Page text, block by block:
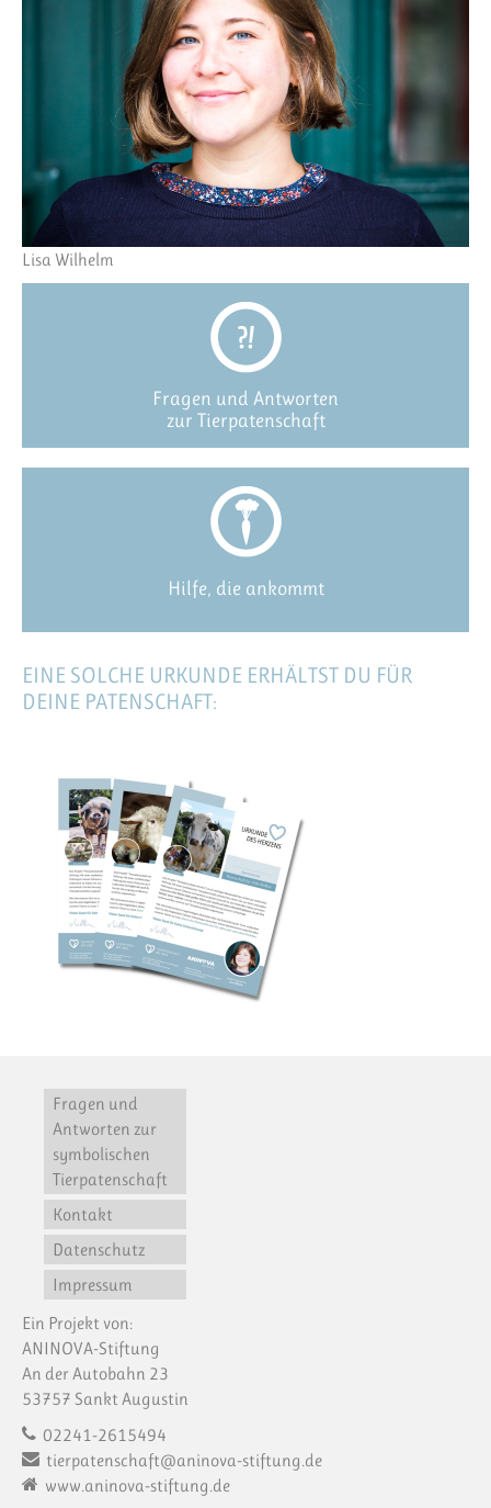
Lisa Wilhelm
Fragen und Antworten
zur Tierpatenschaft
Hilfe, die ankommt
EINE SOLCHE URKUNDE ERHÄLTST DU FÜR
DEINE PATENSCHAFT:
Fragen und
Antworten zur
symbolischen
Tierpatenschaft
Kontakt
Datenschutz
Impressum
Ein Projekt von:
ANINOVA-Stiftung
An der Autobahn 23
53757 Sankt Augustin
02241-2615494
tierpatenschaft@aninova-stiftung.de
www.aninova-stiftung.de